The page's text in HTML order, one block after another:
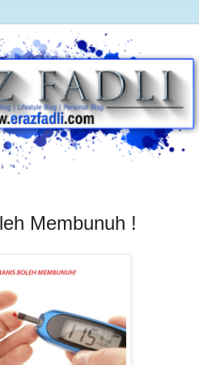
Membunuh !